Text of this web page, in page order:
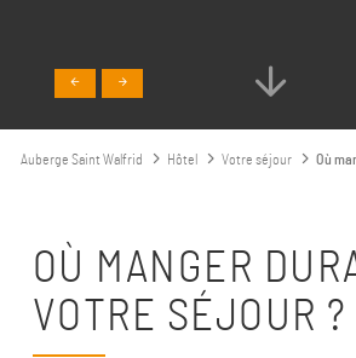
Auberge Saint Walfrid Hôtel Votre séjour Où
OÙ MANGER
VOTRE SÉJOUR ?